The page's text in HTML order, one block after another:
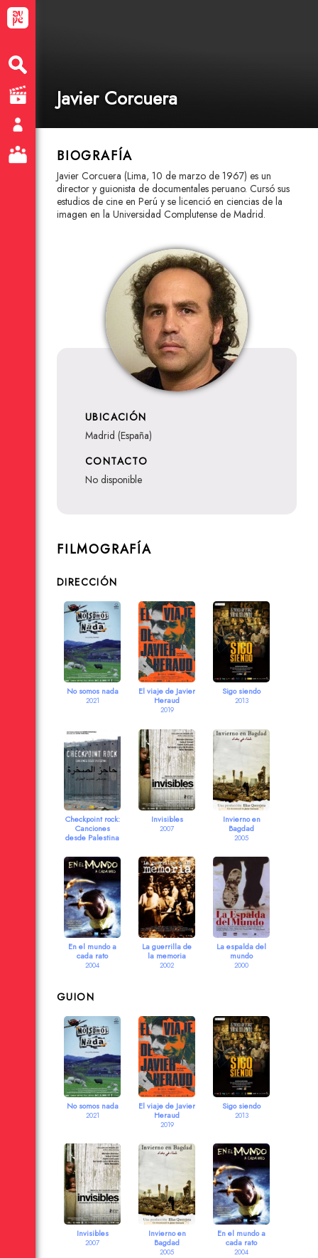
Javier Corcuera
BIOGRAFÍA
Javier Corcuera (Lima, 10 de marzo de 1967) es un
director y guionista de documentales peruano. Cursó sus
estudios de cine en Perú y se licenció en ciencias de la
imagen en la Universidad Complutense de Madrid.
UBICACIÓN
Madrid (España)
CONTACTO
no disponible
FILMOGRAFÍA
DIRECCIÓN
No somos nada
2021
El viaje de Javier
Heraud
2019
Sigo siendo
2013
Checkpoint rock:
Canciones
desde Palestina
Invisibles
2007
Invierno en
Bagdad
2005
En el mundo a
cada rato
2004
La guerrilla de
la memoria
2002
La espalda del
mundo
2000
GUION
No somos nada
2021
El viaje de Javier
Heraud
2019
Sigo siendo
2013
Invisibles
2007
Invierno en
Bagdad
2005
En el mundo a
cada rato
2004